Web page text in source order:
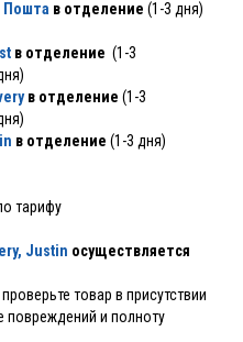
Пошта в отделение (1-3 дня)
в отделение (1-3
в отделение (1-3
в отделение (1-3 дня)
тарифу
Justin осуществляется
товар в присутствии
повреждений и полноту